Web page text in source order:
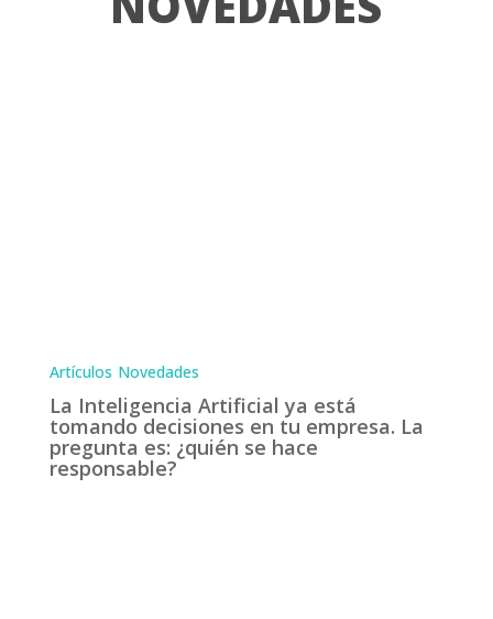
Artículos Novedades
La Inteligencia Artificial ya está
tomando decisiones en tu empresa. La
pregunta es: ¿quién se hace
responsable?